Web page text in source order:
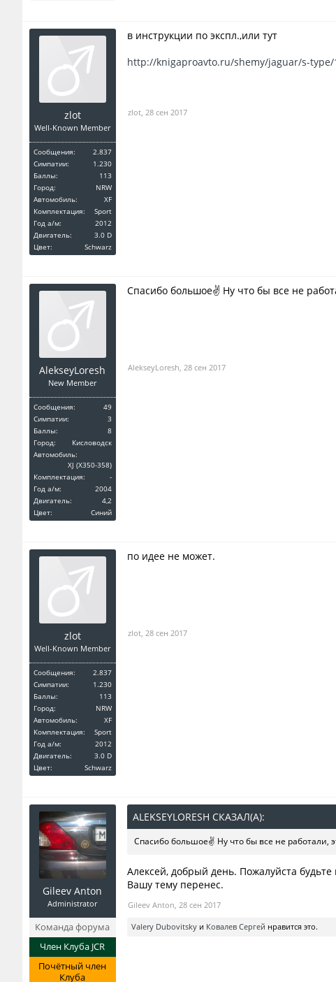
zlot
Well-Known Member
Сообщения:
2.837
Симпатии:
1.230
Баллы:
113
Город:
NRW
Автомобиль:
XF
Комплектация:
Sport
Год a/м:
2012
Двигатель:
3.0 D
Цвет:
Schwarz
в инструкции по экспл.,или тут
http://knigaproavto.ru/shemy/jaguar/s-
zlot, 28 сен 2017
AlekseyLoresh
New Member
Сообщения:
49
Симпатии:
3
Баллы:
8
Город:
Кисловодск
Автомобиль:
XJ (X350-358)
Комплектация:
-
Год a/м:
2004
Двигатель:
4,2
Цвет:
Синий
Спасибо большое✌️ Ну что бы все не
AlekseyLoresh, 28 сен 2017
zlot
Well-Known Member
Сообщения:
2.837
Симпатии:
1.230
Баллы:
113
Город:
NRW
Автомобиль:
XF
Комплектация:
Sport
Год a/м:
2012
Двигатель:
3.0 D
Цвет:
Schwarz
по идее не может.
zlot, 28 сен 2017
Gileev Anton
Administrator
Команда форума
Член Клуба JCR
Почётный член
Клуба
ALEKSEYLORESH СКАЗАЛ(А):
Спасибо большое✌️ Ну что бы все не работали,
Алексей, добрый день. Пожалуйста
Вашу тему перенес.
Gileev Anton, 28 сен 2017
Valery Dubovitskyи Ковалев Сергей нравится это.